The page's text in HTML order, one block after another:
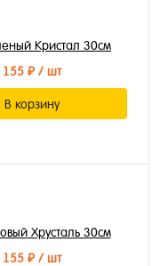
Кристал 30см
155 ₽/ шт
В корзину
Хрусталь 30см
155 ₽/ шт